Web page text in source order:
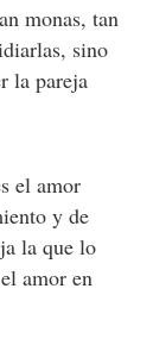
monas, tan
sino
la pareja
el amor
y de
la que lo
amor en